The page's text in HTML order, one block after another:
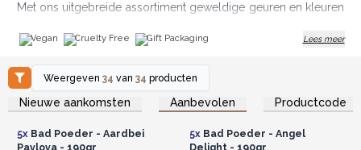
Met ons uitgebreide assortiment geweldige geuren en kleuren
verschillende voorkeuren aanspreken. Van verfrissende
groothandel badstof omvat een verleidelijke variëteit aan
geuren die uw klanten verwend en verjongd zullen laten
voelen. Elk stofdeeltje is zorgvuldig samengesteld met een
mengsel van citroenzuur en natriumbicarbonaat, dat niet alleen
Vegan Cruelty Free Gift Packaging Lees meer
Weergeven34 van34 producten
Nieuwe aankomsten Aanbevolen Productcode
Log in of registreer u voor
groothandelsprijzen.
5xBad Poeder - Aardbei
Pavlova - 190gr
Log in of registreer u voor
groothandelsprijzen.
5xBad Poeder - Angel
Delight - 190gr